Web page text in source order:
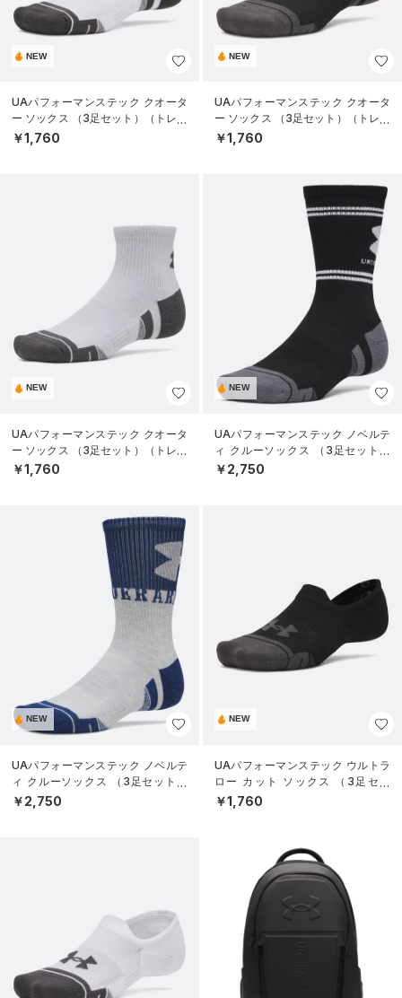
NEW
UAパフォーマンステック クオータ
ー ソックス （3足セット）（トレー
ニング/UNISEX）
￥1,760
NEW
UAパフォーマンステック クオータ
ー ソックス （3足セット）（トレー
ニング/UNISEX）
￥1,760
NEW
UAパフォーマンステック クオータ
ー ソックス （3足セット）（トレー
ニング/UNISEX）
￥1,760
NEW
UAパフォーマンステック ノベルテ
ィ クルーソックス （3足セット）
（トレーニング/UNISEX）
￥2,750
NEW
UAパフォーマンステック ノベルテ
ィ クルーソックス （3足セット）
（トレーニング/UNISEX）
￥2,750
NEW
UAパフォーマンステック ウルトラ
ロー カット ソックス （3足セッ
ト）（トレーニング/UNISEX）
￥1,760